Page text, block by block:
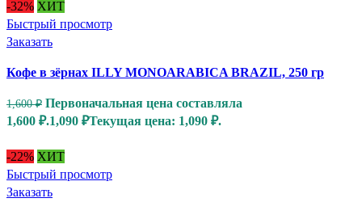
-32% ХИТ
Быстрый просмотр
Заказать
Кофе в зёрнах ILLY MONOARABICA BRAZIL, 250 гр
1,600₽ Первоначальная цена составляла
1,600 ₽.1,090 ₽Текущая цена: 1,090 ₽.
-22% ХИТ
Быстрый просмотр
Заказать